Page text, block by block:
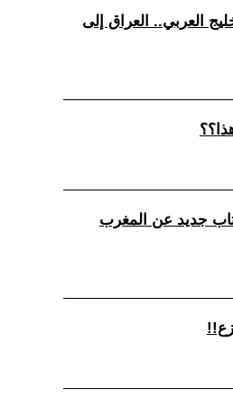
العربي.. العراق إلى
جديد عن المغرب